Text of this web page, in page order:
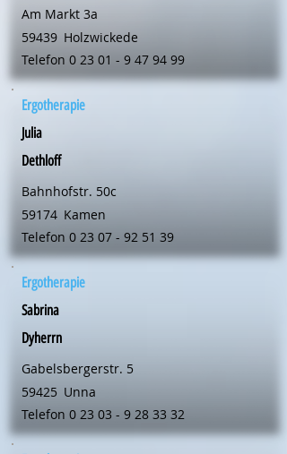
Am Markt 3a
59439 Holzwickede
Telefon 0 23 01 - 9 47 94 99
Ergotherapie
Julia
Dethloff
Bahnhofstr. 50c
59174 Kamen
Telefon 0 23 07 - 92 51 39
Ergotherapie
Sabrina
Dyherrn
Gabelsbergerstr. 5
59425 Unna
Telefon 0 23 03 - 9 28 33 32